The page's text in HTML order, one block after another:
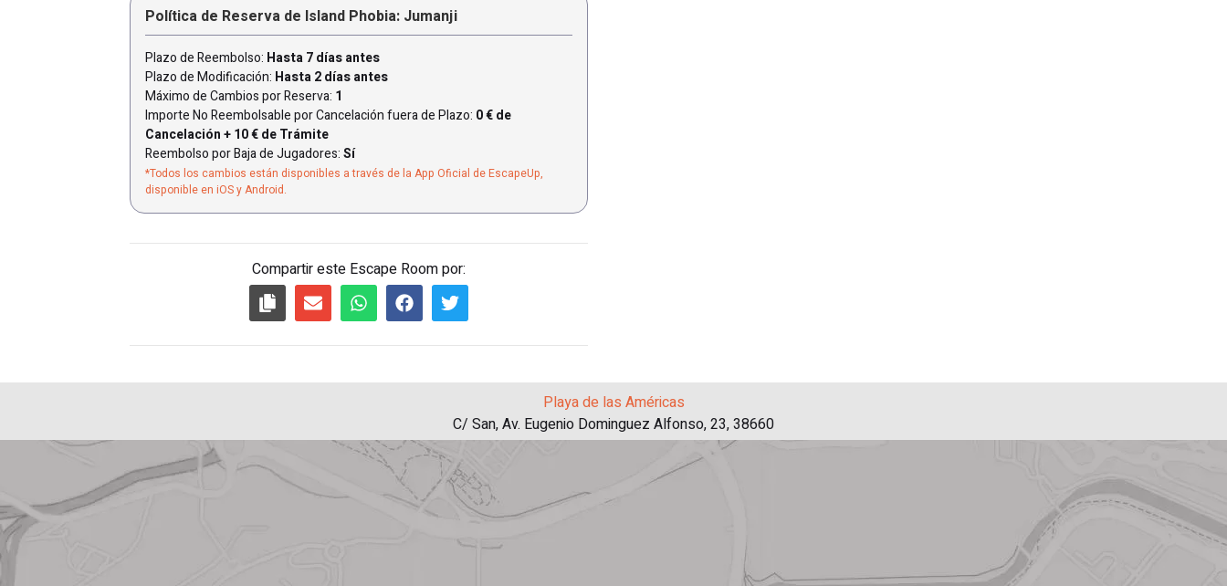
Política de Reserva de Island Phobia: Jumanji
Plazo de Reembolso: Hasta 7 días antes
Plazo de Modificación: Hasta 2 días antes
Máximo de Cambios por Reserva: 1
Importe No Reembolsable por Cancelación fuera de Plazo: 0 € de
Cancelación + 10 € de Trámite
Reembolso por Baja de Jugadores: Sí
*Todos los cambios están disponibles a través de la App Oficial de EscapeUp,
disponible en iOS y Android.
Compartir este Escape Room por:
Playa de las Américas
C/ San, Av. Eugenio Dominguez Alfonso, 23, 38660